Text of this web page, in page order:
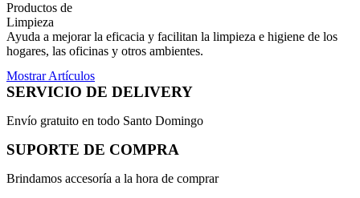
Productos de
Limpieza
Ayuda a mejorar la eficacia y facilitan la limpieza e higiene de los
hogares, las oficinas y otros ambientes.
Mostrar Artículos
SERVICIO DE DELIVERY
Envío gratuito en todo Santo Domingo
SUPORTE DE COMPRA
Brindamos accesoría a la hora de comprar